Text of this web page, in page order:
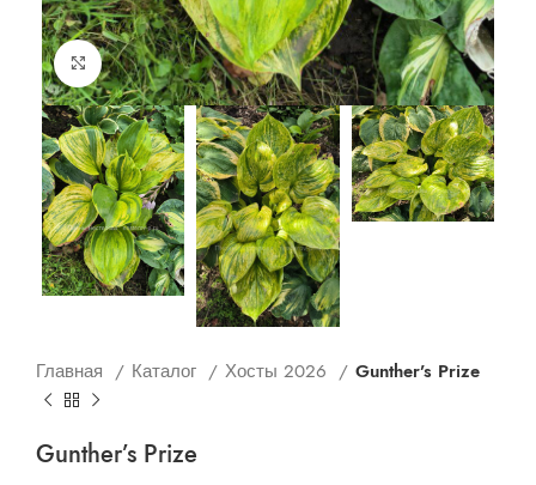
Увеличить
Главная Каталог Хосты 2026 Gunther’s Prize
Gunther’s Prize